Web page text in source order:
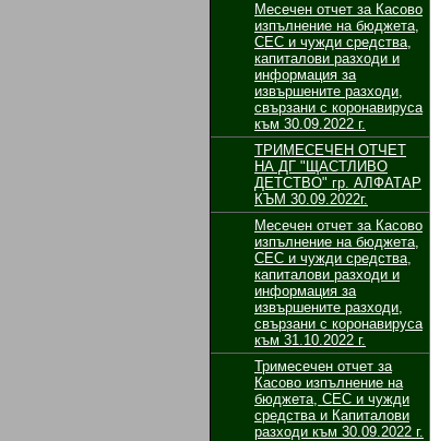
Месечен отчет за Касово
изпълнение на бюджета,
СЕС и чужди средства,
капиталови разходи и
информация за
извършените разходи,
свързани с коронавируса
към 30.09.2022 г.
ТРИМЕСЕЧЕН ОТЧЕТ
НА ДГ "ЩАСТЛИВО
ДЕТСТВО" гр. АЛФАТАР
КЪМ 30.09.2022г.
Месечен отчет за Касово
изпълнение на бюджета,
СЕС и чужди средства,
капиталови разходи и
информация за
извършените разходи,
свързани с коронавируса
към 31.10.2022 г.
Тримесечен отчет за
Касово изпълнение на
бюджета, СЕС и чужди
средства и Капиталови
разходи към 30.09.2022 г.